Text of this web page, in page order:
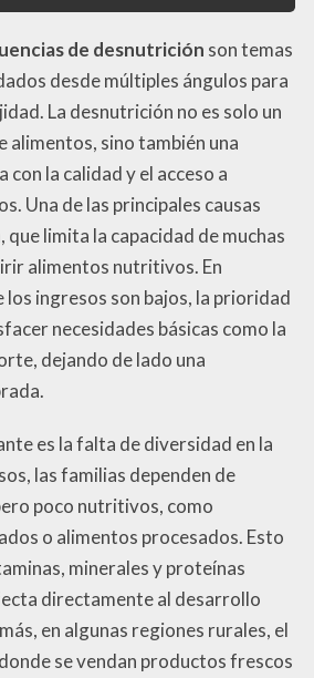
de desnutrición son temas
desde múltiples ángulos para
La desnutrición no es solo un
alimentos, sino también una
la calidad y el acceso a
Una de las principales causas
que limita la capacidad de muchas
alimentos nutritivos. En
los ingresos son bajos, la prioridad
necesidades básicas como la
dejando de lado una
es la falta de diversidad en la
las familias dependen de
poco nutritivos, como
o alimentos procesados. Esto
minerales y proteínas
directamente al desarrollo
en algunas regiones rurales, el
se vendan productos frescos